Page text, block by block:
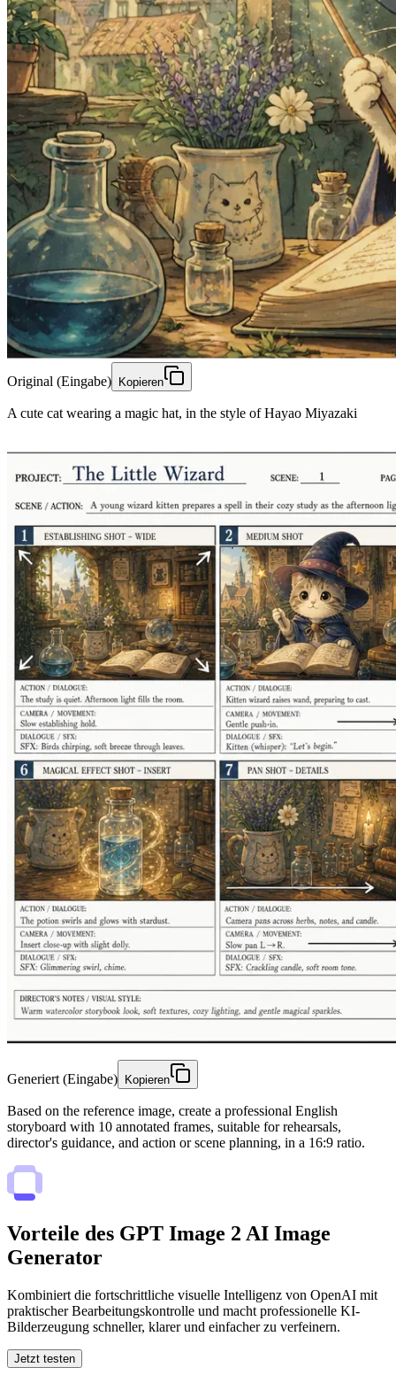
Original (Eingabe) Kopieren
A cute cat wearing a magic hat, in the style of Hayao Miyazaki
Generiert (Eingabe) Kopieren
Based on the reference image, create a professional English
storyboard with 10 annotated frames, suitable for rehearsals,
director's guidance, and action or scene planning, in a 16:9 ratio.
Vorteile des GPT Image 2 AI Image
Generator
Kombiniert die fortschrittliche visuelle Intelligenz von OpenAI mit
praktischer Bearbeitungskontrolle und macht professionelle KI-
Bilderzeugung schneller, klarer und einfacher zu verfeinern.
Jetzt testen